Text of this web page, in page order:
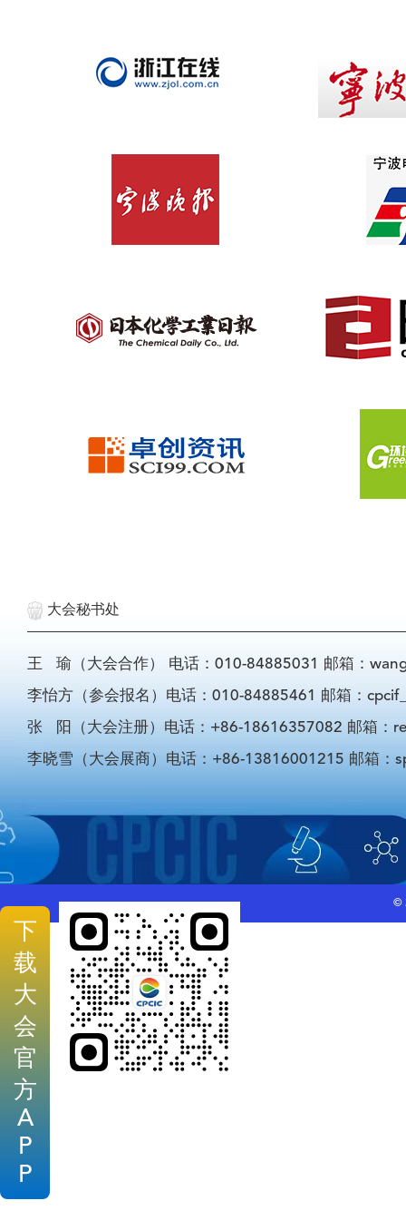
下
载
大
会
官
方
A
P
P
大会秘书处
王 瑜（大会合作） 电话：010-84885031 邮箱：
李怡方（参会报名）电话：010-84885461 邮箱：
张 阳（大会注册）电话：+86-18616357082 邮箱：
李晓雪（大会展商）电话：+86-13816001215 邮箱：
©